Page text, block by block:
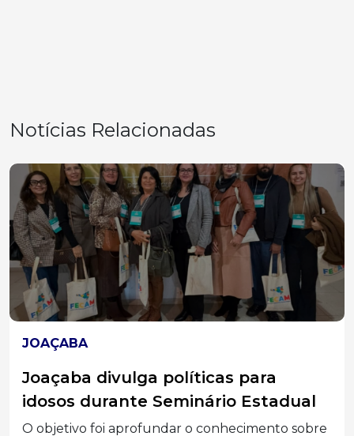
Notícias Relacionadas
HERVAL D'OESTE
Polícia Militar cumpre mandado de
prisão por furto qualificado em
Herval d’Oeste